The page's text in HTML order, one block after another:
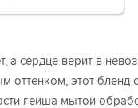
а сердце верит в
оттенком, этот бленд
гейша мытой